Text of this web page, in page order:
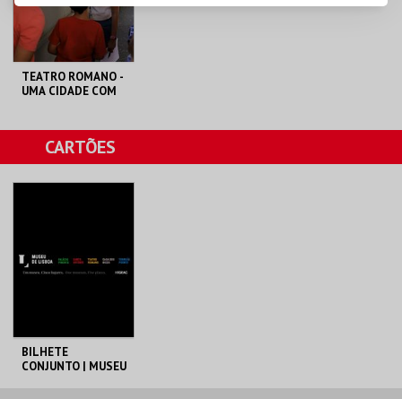
COMPRAR COMPRAR
TEATRO ROMANO -
UMA CIDADE COM
ML - TEATRO
ROMANOCARTÕES
BILHETE
CONJUNTO | MUSEU